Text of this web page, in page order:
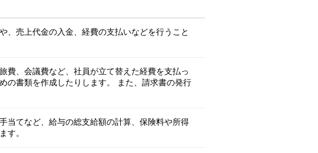
、売上代金の入金、経費の支払いなどを行うこと
費、会議費など、社員が立て替えた経費を支払っ
の書類を作成したりします。 また、請求書の発行
当てなど、給与の総支給額の計算、保険料や所得
す。